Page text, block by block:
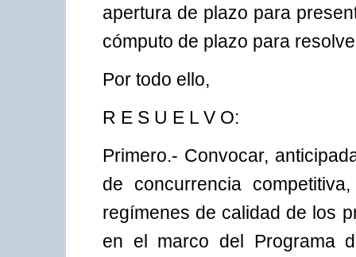
apertura de plazo para
cómputo de plazo para
Por todo ello,
R E S U E L V O:
Primero.- Convocar,
de concurrencia
regímenes de calidad de los
en el marco del Programa